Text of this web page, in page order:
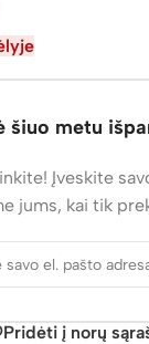
šiuo metu
Įveskite
jums, kai tik
Pridėti į norų